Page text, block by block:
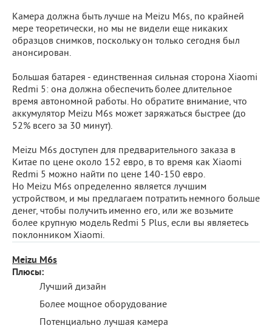
Камера должна быть лучше на Meizu M6s, по крайней
мере теоретически, но мы не видели еще никаких
образцов снимков, поскольку он только сегодня был
анонсирован.
Большая батарея - единственная сильная сторона Xiaomi
Redmi 5: она должна обеспечить более длительное
время автономной работы. Но обратите внимание, что
аккумулятор Meizu M6s может заряжаться быстрее (до
52% всего за 30 минут).
Meizu M6s доступен для предварительного заказа в
Китае по цене около 152 евро, в то время как Xiaomi
Redmi 5 можно найти по цене 140-150 евро.
Но Meizu M6s определенно является лучшим
устройством, и мы предлагаем потратить немного больше
денег, чтобы получить именно его, или же возьмите
более крупную модель Redmi 5 Plus, если вы являетесь
поклонником Xiaomi.
Meizu M6s
Плюсы:
Лучший дизайн
Более мощное оборудование
Потенциально лучшая камера